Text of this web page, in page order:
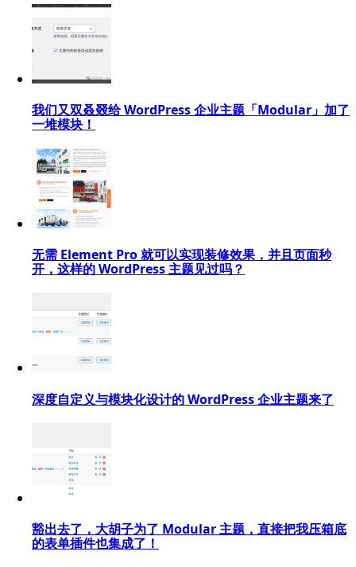
我们又双叒叕给 WordPress 企业主题「Modular」加了
一堆模块！
无需 Element Pro 就可以实现装修效果，并且页面秒
开，这样的 WordPress 主题见过吗？
深度自定义与模块化设计的 WordPress 企业主题来了
豁出去了，大胡子为了 Modular 主题，直接把我压箱底
的表单插件也集成了！